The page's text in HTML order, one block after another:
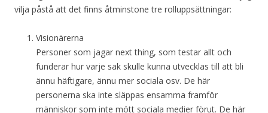
vilja påstå att det finns åtminstone tre rolluppsättningar:
Visionärerna
Personer som jagar next thing, som testar allt och
funderar hur varje sak skulle kunna utvecklas till att bli
ännu häftigare, ännu mer sociala osv. De här
personerna ska inte släppas ensamma framför
människor som inte mött sociala medier förut. De här